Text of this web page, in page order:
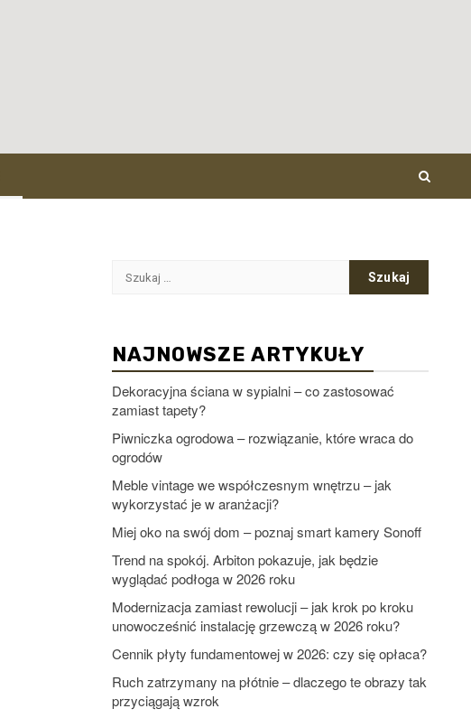
Szukaj:
NAJNOWSZE ARTYKUŁY
Dekoracyjna ściana w sypialni – co zastosować
zamiast tapety?
Piwniczka ogrodowa – rozwiązanie, które wraca do
ogrodów
Meble vintage we współczesnym wnętrzu – jak
wykorzystać je w aranżacji?
Miej oko na swój dom – poznaj smart kamery Sonoff
Trend na spokój. Arbiton pokazuje, jak będzie
wyglądać podłoga w 2026 roku
Modernizacja zamiast rewolucji – jak krok po kroku
unowocześnić instalację grzewczą w 2026 roku?
Cennik płyty fundamentowej w 2026: czy się opłaca?
Ruch zatrzymany na płótnie – dlaczego te obrazy tak
przyciągają wzrok